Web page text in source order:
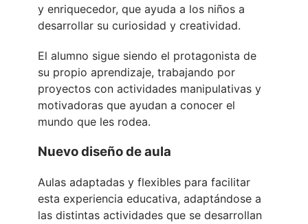
y enriquecedor, que ayuda a los niños a
desarrollar su curiosidad y creatividad.
El alumno sigue siendo el protagonista de
su propio aprendizaje, trabajando por
proyectos con actividades manipulativas y
motivadoras que ayudan a conocer el
mundo que les rodea.
Nuevo diseño de aula
Aulas adaptadas y flexibles para facilitar
esta experiencia educativa, adaptándose a
las distintas actividades que se desarrollan